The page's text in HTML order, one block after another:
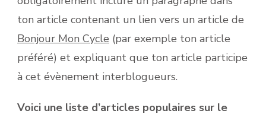
ton article contenant un lien vers un article de
Bonjour Mon Cycle (par exemple ton article
préféré) et expliquant que ton article participe
à cet évènement interblogueurs.
Voici une liste d’articles populaires sur le